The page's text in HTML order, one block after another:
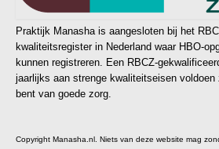
Praktijk Manasha is aangesloten bij het
kwaliteitsregister in Nederland waar HBO-
kunnen registreren. Een RBCZ-
jaarlijks aan strenge kwaliteitseisen
bent van goede zorg.
Copyright Manasha.nl. Niets van deze website mag